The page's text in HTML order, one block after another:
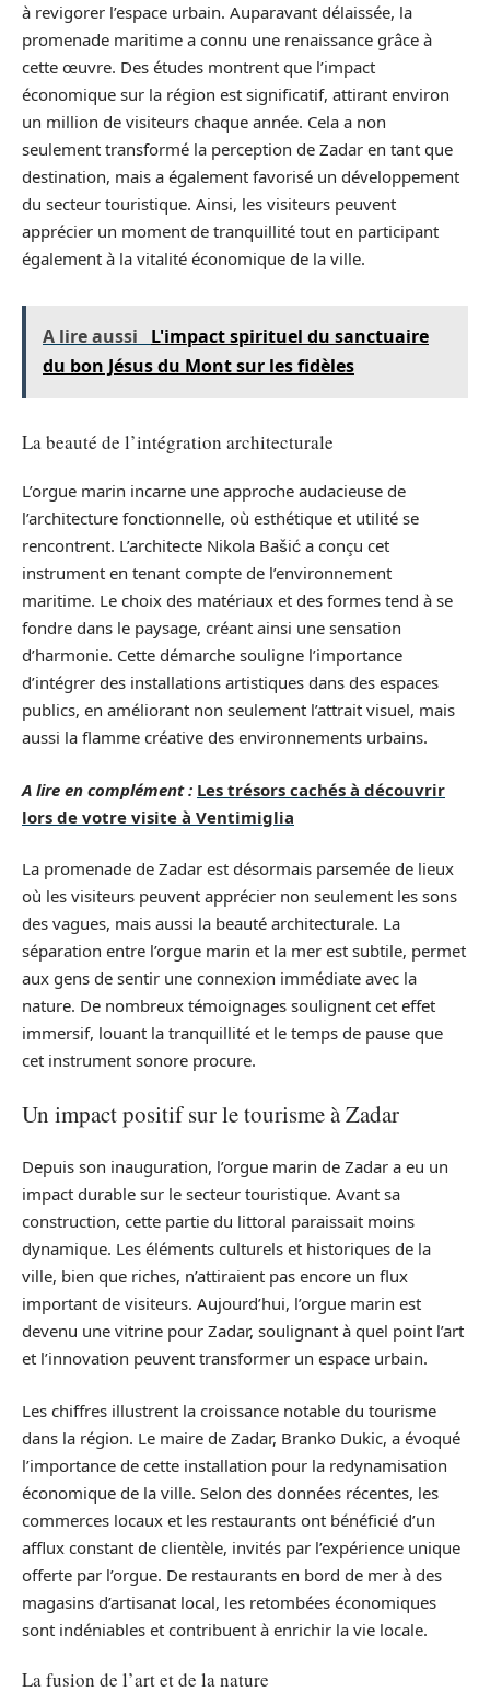
à revigorer l’espace urbain. Auparavant délaissée, la
promenade maritime a connu une renaissance grâce à
cette œuvre. Des études montrent que l’impact
économique sur la région est significatif, attirant environ
un million de visiteurs chaque année. Cela a non
seulement transformé la perception de Zadar en tant que
destination, mais a également favorisé un développement
du secteur touristique. Ainsi, les visiteurs peuvent
apprécier un moment de tranquillité tout en participant
également à la vitalité économique de la ville.
A lire aussi
L'impact spirituel du sanctuaire
du bon Jésus du Mont sur les fidèles
La beauté de l’intégration architecturale
L’orgue marin incarne une approche audacieuse de
l’architecture fonctionnelle, où esthétique et utilité se
rencontrent. L’architecte Nikola Bašić a conçu cet
instrument en tenant compte de l’environnement
maritime. Le choix des matériaux et des formes tend à se
fondre dans le paysage, créant ainsi une sensation
d’harmonie. Cette démarche souligne l’importance
d’intégrer des installations artistiques dans des espaces
publics, en améliorant non seulement l’attrait visuel, mais
aussi la flamme créative des environnements urbains.
A lire en complément : Les trésors cachés à découvrir
lors de votre visite à Ventimiglia
La promenade de Zadar est désormais parsemée de lieux
où les visiteurs peuvent apprécier non seulement les sons
des vagues, mais aussi la beauté architecturale. La
séparation entre l’orgue marin et la mer est subtile, permet
aux gens de sentir une connexion immédiate avec la
nature. De nombreux témoignages soulignent cet effet
immersif, louant la tranquillité et le temps de pause que
cet instrument sonore procure.
Un impact positif sur le tourisme à Zadar
Depuis son inauguration, l’orgue marin de Zadar a eu un
impact durable sur le secteur touristique. Avant sa
construction, cette partie du littoral paraissait moins
dynamique. Les éléments culturels et historiques de la
ville, bien que riches, n’attiraient pas encore un flux
important de visiteurs. Aujourd’hui, l’orgue marin est
devenu une vitrine pour Zadar, soulignant à quel point l’art
et l’innovation peuvent transformer un espace urbain.
Les chiffres illustrent la croissance notable du tourisme
dans la région. Le maire de Zadar, Branko Dukic, a évoqué
l’importance de cette installation pour la redynamisation
économique de la ville. Selon des données récentes, les
commerces locaux et les restaurants ont bénéficié d’un
afflux constant de clientèle, invités par l’expérience unique
offerte par l’orgue. De restaurants en bord de mer à des
magasins d’artisanat local, les retombées économiques
sont indéniables et contribuent à enrichir la vie locale.
La fusion de l’art et de la nature